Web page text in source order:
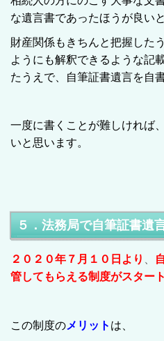
な遺言書であったほうが良い
財産関係もきちんと把握した
ようにも解釈できるような記
たうえで、自筆証書遺言を自
一度に書くことが難しければ
いと思います。
５．法務局で自筆証書遺
２０２０年７月１０日より
管してもらえる制度がスタート
この制度のメリット は、